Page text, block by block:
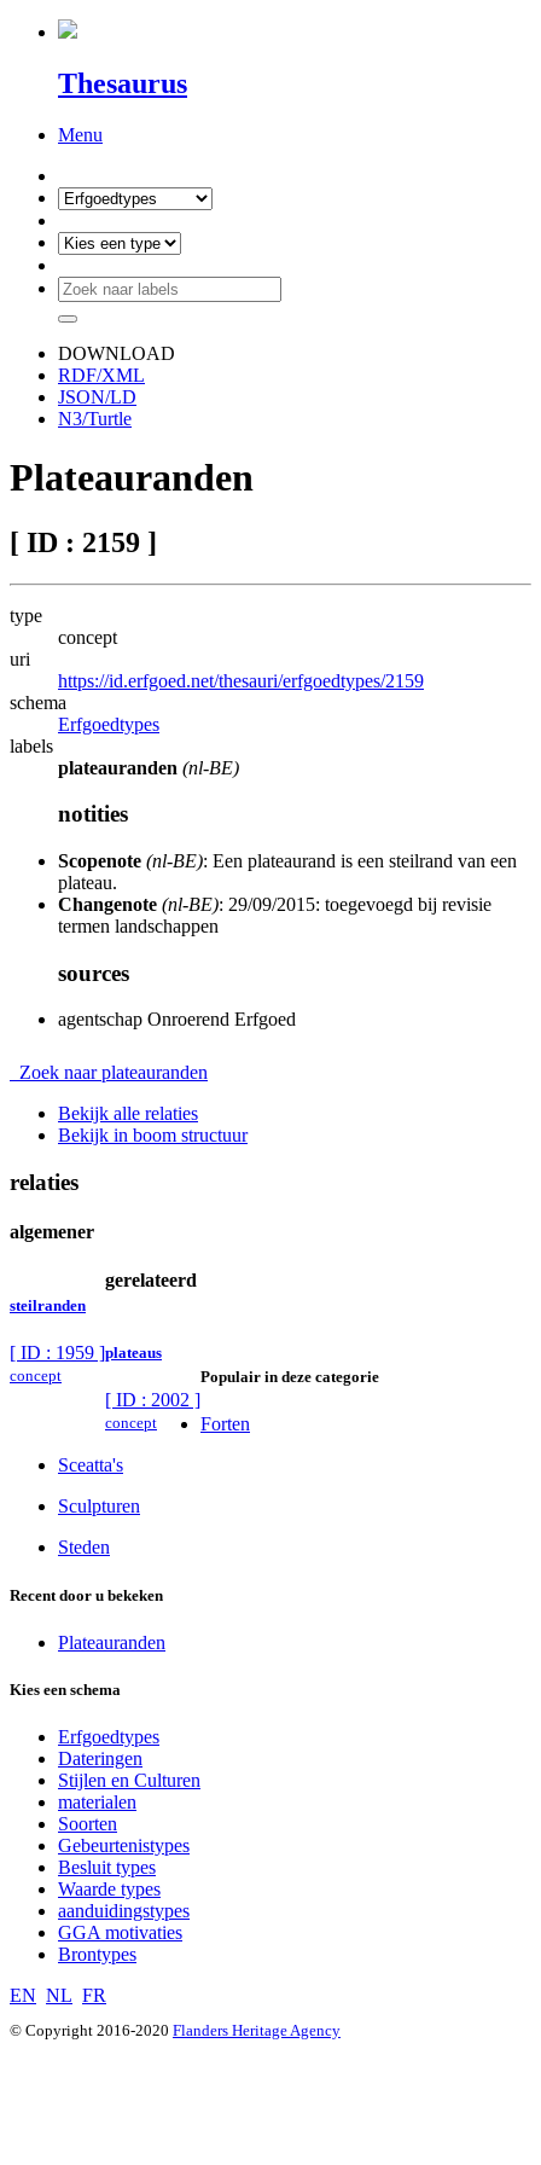
Thesaurus
Menu
DOWNLOAD
RDF/XML
JSON/LD
N3/Turtle
Plateauranden
[ ID : 2159 ]
type
concept
uri
https://id.erfgoed.net/thesauri/erfgoedtypes/2159
schema
Erfgoedtypes
labels
plateauranden (nl-BE)
notities
Scopenote (nl-BE): Een plateaurand is een steilrand van een
plateau.
Changenote (nl-BE): 29/09/2015: toegevoegd bij revisie
termen landschappen
sources
agentschap Onroerend Erfgoed
Zoek naar plateauranden
Bekijk alle relaties
Bekijk in boom structuur
relaties
algemener
steilranden
[ ID : 1959 ]
concept
gerelateerd
plateaus
[ ID : 2002 ]
concept
Populair in deze categorie
Forten
Sceatta's
Sculpturen
Steden
Recent door u bekeken
Plateauranden
Kies een schema
Erfgoedtypes
Dateringen
Stijlen en Culturen
materialen
Soorten
Gebeurtenistypes
Besluit types
Waarde types
aanduidingstypes
GGA motivaties
Brontypes
EN NL FR
© Copyright 2016-2020 Flanders Heritage Agency